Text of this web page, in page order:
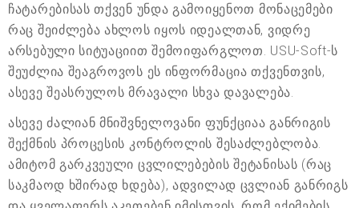
ჩატარებისას თქვენ უნდა გამოიყენოთ მონაცემები
რაც შეიძლება ახლოს იყოს იდეალთან, ვიდრე
არსებული სიტუაციით შემოიფარგლოთ. USU-Soft-ს
შეუძლია შეაგროვოს ეს ინფორმაცია თქვენთვის,
ასევე შეასრულოს მრავალი სხვა დავალება.
ასევე ძალიან მნიშვნელოვანი ფუნქციაა განრიგის
შექმნის პროცესის კონტროლის შესაძლებლობა.
ამიტომ გარკვეული ცვლილებების შეტანისას (რაც
საკმაოდ ხშირად ხდება), ადვილად ცვლიან განრიგს